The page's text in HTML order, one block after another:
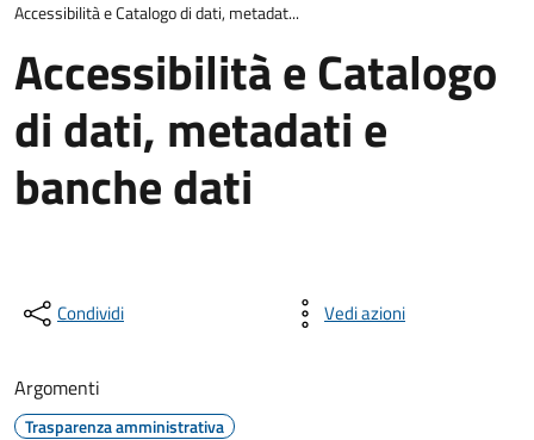
Accessibilità e Catalogo di dati, metadat...
Accessibilità e Catalogo
di dati, metadati e
banche dati
Condividi Vedi azioni
Argomenti
Trasparenza amministrativa